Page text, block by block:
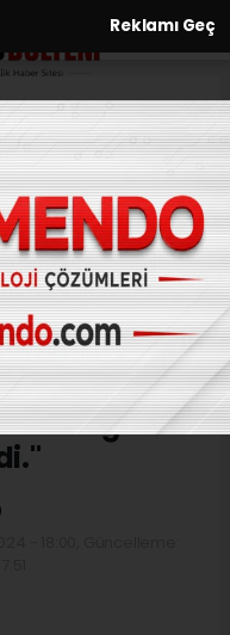
Reklamı Geç
dışı
çalışan 7
hudut
inceleme
FETÖ terör
olduğu